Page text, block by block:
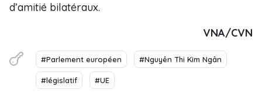
d’amitié bilatéraux.
VNA/CVN
#Parlement européen #Nguyên Thi Kim Ngân
#législatif #UE